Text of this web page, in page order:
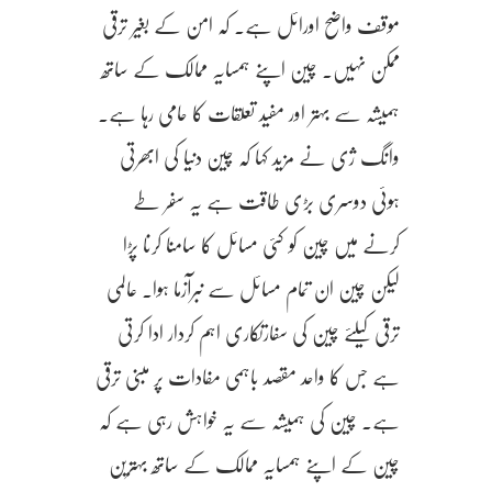
موقف واضح اورائل ہے۔ کہ امن کے بغیر ترقی
ممکن نہیں۔ چین اپنے ہمسایہ ممالک کے ساتھ
ہمیشہ سے بہتر اور مفید تعلقات کا حامی رہا ہے۔
وانگ ژی نے مزید کہا کہ چین دنیا کی ابھرتی
ہوئی دوسری بڑی طاقت ہے یہ سفر طے
کرنے میں چین کو کئی مسائل کا سامنا کرنا پڑا
لیکن چین ان تمام مسائل سے نبرآزما ہوا۔ عالمی
ترقی کیلئے چین کی سفارتکاری اہم کردار ادا کرتی
ہے جس کا واحد مقصد باہمی مفادات پر مبنی ترقی
ہے۔ چین کی ہمیشہ سے یہ خواہش رہی ہے کہ
چین کے اپنے ہمسایہ ممالک کے ساتھ بہترین